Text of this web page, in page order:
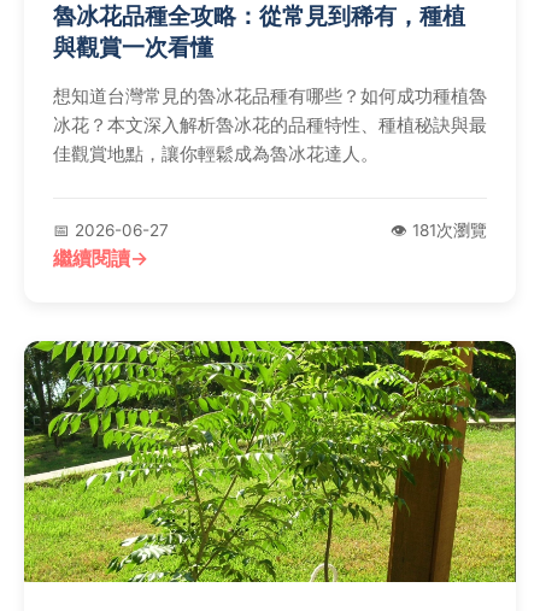
魯冰花品種全攻略：從常見到稀有，種植
與觀賞一次看懂
想知道台灣常見的魯冰花品種有哪些？如何成功種植魯
冰花？本文深入解析魯冰花的品種特性、種植秘訣與最
佳觀賞地點，讓你輕鬆成為魯冰花達人。
📅 2026-06-27 👁️ 181次瀏覽
繼續閱讀